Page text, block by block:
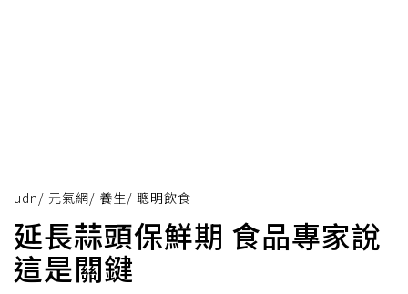
udn/ 元氣網/ 養生/ 聰明飲食
延長蒜頭保鮮期 食品專家說
這是關鍵